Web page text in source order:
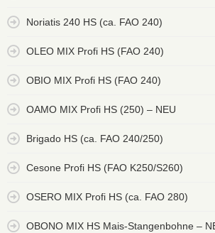
Noriatis 240 HS (ca. FAO 240)
OLEO MIX Profi HS (FAO 240)
OBIO MIX Profi HS (FAO 240)
OAMO MIX Profi HS (250) – NEU
Brigado HS (ca. FAO 240/250)
Cesone Profi HS (FAO K250/S260)
OSERO MIX Profi HS (ca. FAO 280)
OBONO MIX HS Mais-Stangenbohne –